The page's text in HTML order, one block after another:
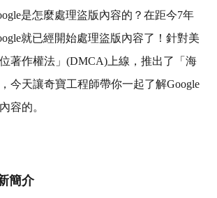
是怎麼處理盜版內容的？在距今7年
就已經開始處理盜版內容了！針對美
著作權法」(DMCA)上線，推出了「海
今天讓奇寶工程師帶你一起了解Google
容的。
簡介